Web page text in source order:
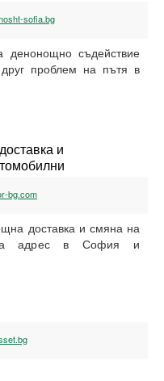
sofia.bg
съдействие
проблем на пътя в
и
bg.com
доставка и смяна на
на адрес в София и